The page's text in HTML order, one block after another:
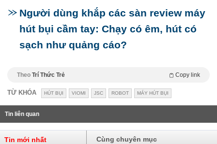
Người dùng khắp các sàn review máy
hút bụi cầm tay: Chạy có êm, hút có
sạch như quảng cáo?
Theo Trí Thức Trẻ Copy link
TỪ KHÓA HÚT BỤI VIOMI JSC ROBOT MÁY HÚT BỤI
Tin liên quan
Tin mới nhất Cùng chuyên mục